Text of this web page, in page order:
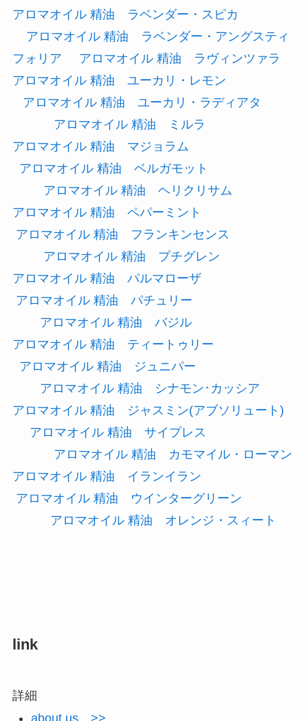
アロマオイル 精油 ラベンダー・スピカ
アロマオイル 精油 ラベンダー・アングスティ
フォリア
アロマオイル 精油 ラヴィンツァラ
アロマオイル 精油 ユーカリ・レモン
アロマオイル 精油 ユーカリ・ラディアタ
アロマオイル 精油 ミルラ
アロマオイル 精油 マジョラム
アロマオイル 精油 ベルガモット
アロマオイル 精油 ヘリクリサム
アロマオイル 精油 ペパーミント
アロマオイル 精油 フランキンセンス
アロマオイル 精油 プチグレン
アロマオイル 精油 パルマローザ
アロマオイル 精油 パチュリー
アロマオイル 精油 バジル
アロマオイル 精油 ティートゥリー
アロマオイル 精油 ジュニパー
アロマオイル 精油 シナモン･カッシア
アロマオイル 精油 ジャスミン(アブソリュート)
アロマオイル 精油 サイプレス
アロマオイル 精油 カモマイル・ローマン
アロマオイル 精油 イランイラン
アロマオイル 精油 ウインターグリーン
アロマオイル 精油 オレンジ・スィート
link
詳細